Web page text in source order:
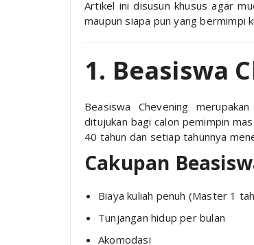
Artikel ini disusun khusus agar
maupun siapa pun yang bermimpi
1. Beasiswa
Beasiswa Chevening
ditujukan bagi calon pemimpin
40 tahun dan setiap tahunnya
Cakupan
Biaya kuliah penuh (Master 1
Tunjangan hidup per bulan
Akomodasi